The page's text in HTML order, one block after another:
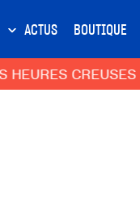
ACTUS BOUTIQUE
CREUSES